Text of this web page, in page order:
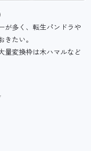
が多く、転生パンドラや
たい。
量変換枠は木ハマルなど